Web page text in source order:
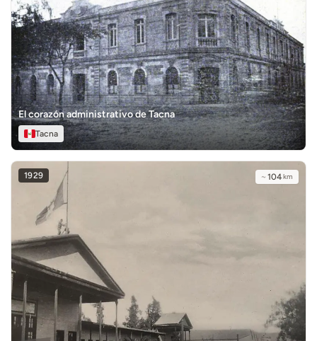
El corazón administrativo de Tacna
Tacna
1929 ~ 104km